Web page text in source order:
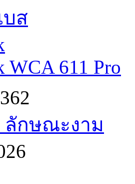
บส
WCA 611 Pro
ลักษณะงาม